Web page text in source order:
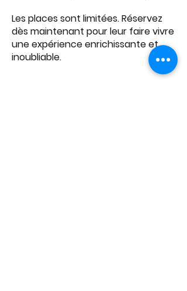
Les places sont limitées. Réservez
dès maintenant pour leur faire vivre
une expérience enrichissante et
inoubliable.